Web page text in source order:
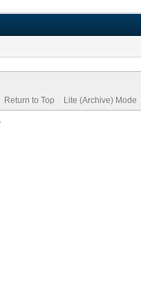
Return to Top Lite (Archive) Mode